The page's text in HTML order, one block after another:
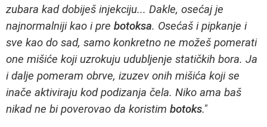
zubara kad dobiješ injekciju... Dakle, osećaj je
najnormalniji kao i pre botoksa. Osećaš i pipkanje i
sve kao do sad, samo konkretno ne možeš pomerati
one mišiće koji uzrokuju udubljenje statičkih bora. Ja
i dalje pomeram obrve, izuzev onih mišića koji se
inače aktiviraju kod podizanja čela. Niko ama baš
nikad ne bi poverovao da koristim botoks."